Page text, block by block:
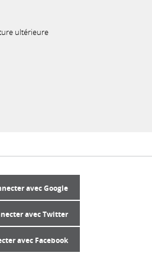
ultérieure
avec Google
avec Twitter
avec Facebook